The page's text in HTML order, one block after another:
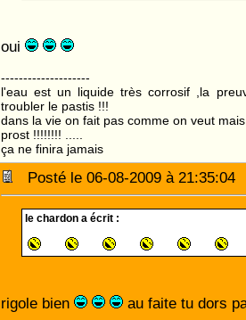
oui
--------------------
l'eau est un liquide très corrosif ,la
troubler le pastis !!!
dans la vie on fait pas comme on veut
prost !!!!!!!! .....
ça ne finira jamais
Posté le 06-08-2009 à
le chardon a écrit :
rigole bien au faite tu dors